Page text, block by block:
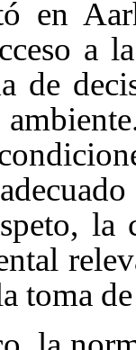
en
a
de
la
toma